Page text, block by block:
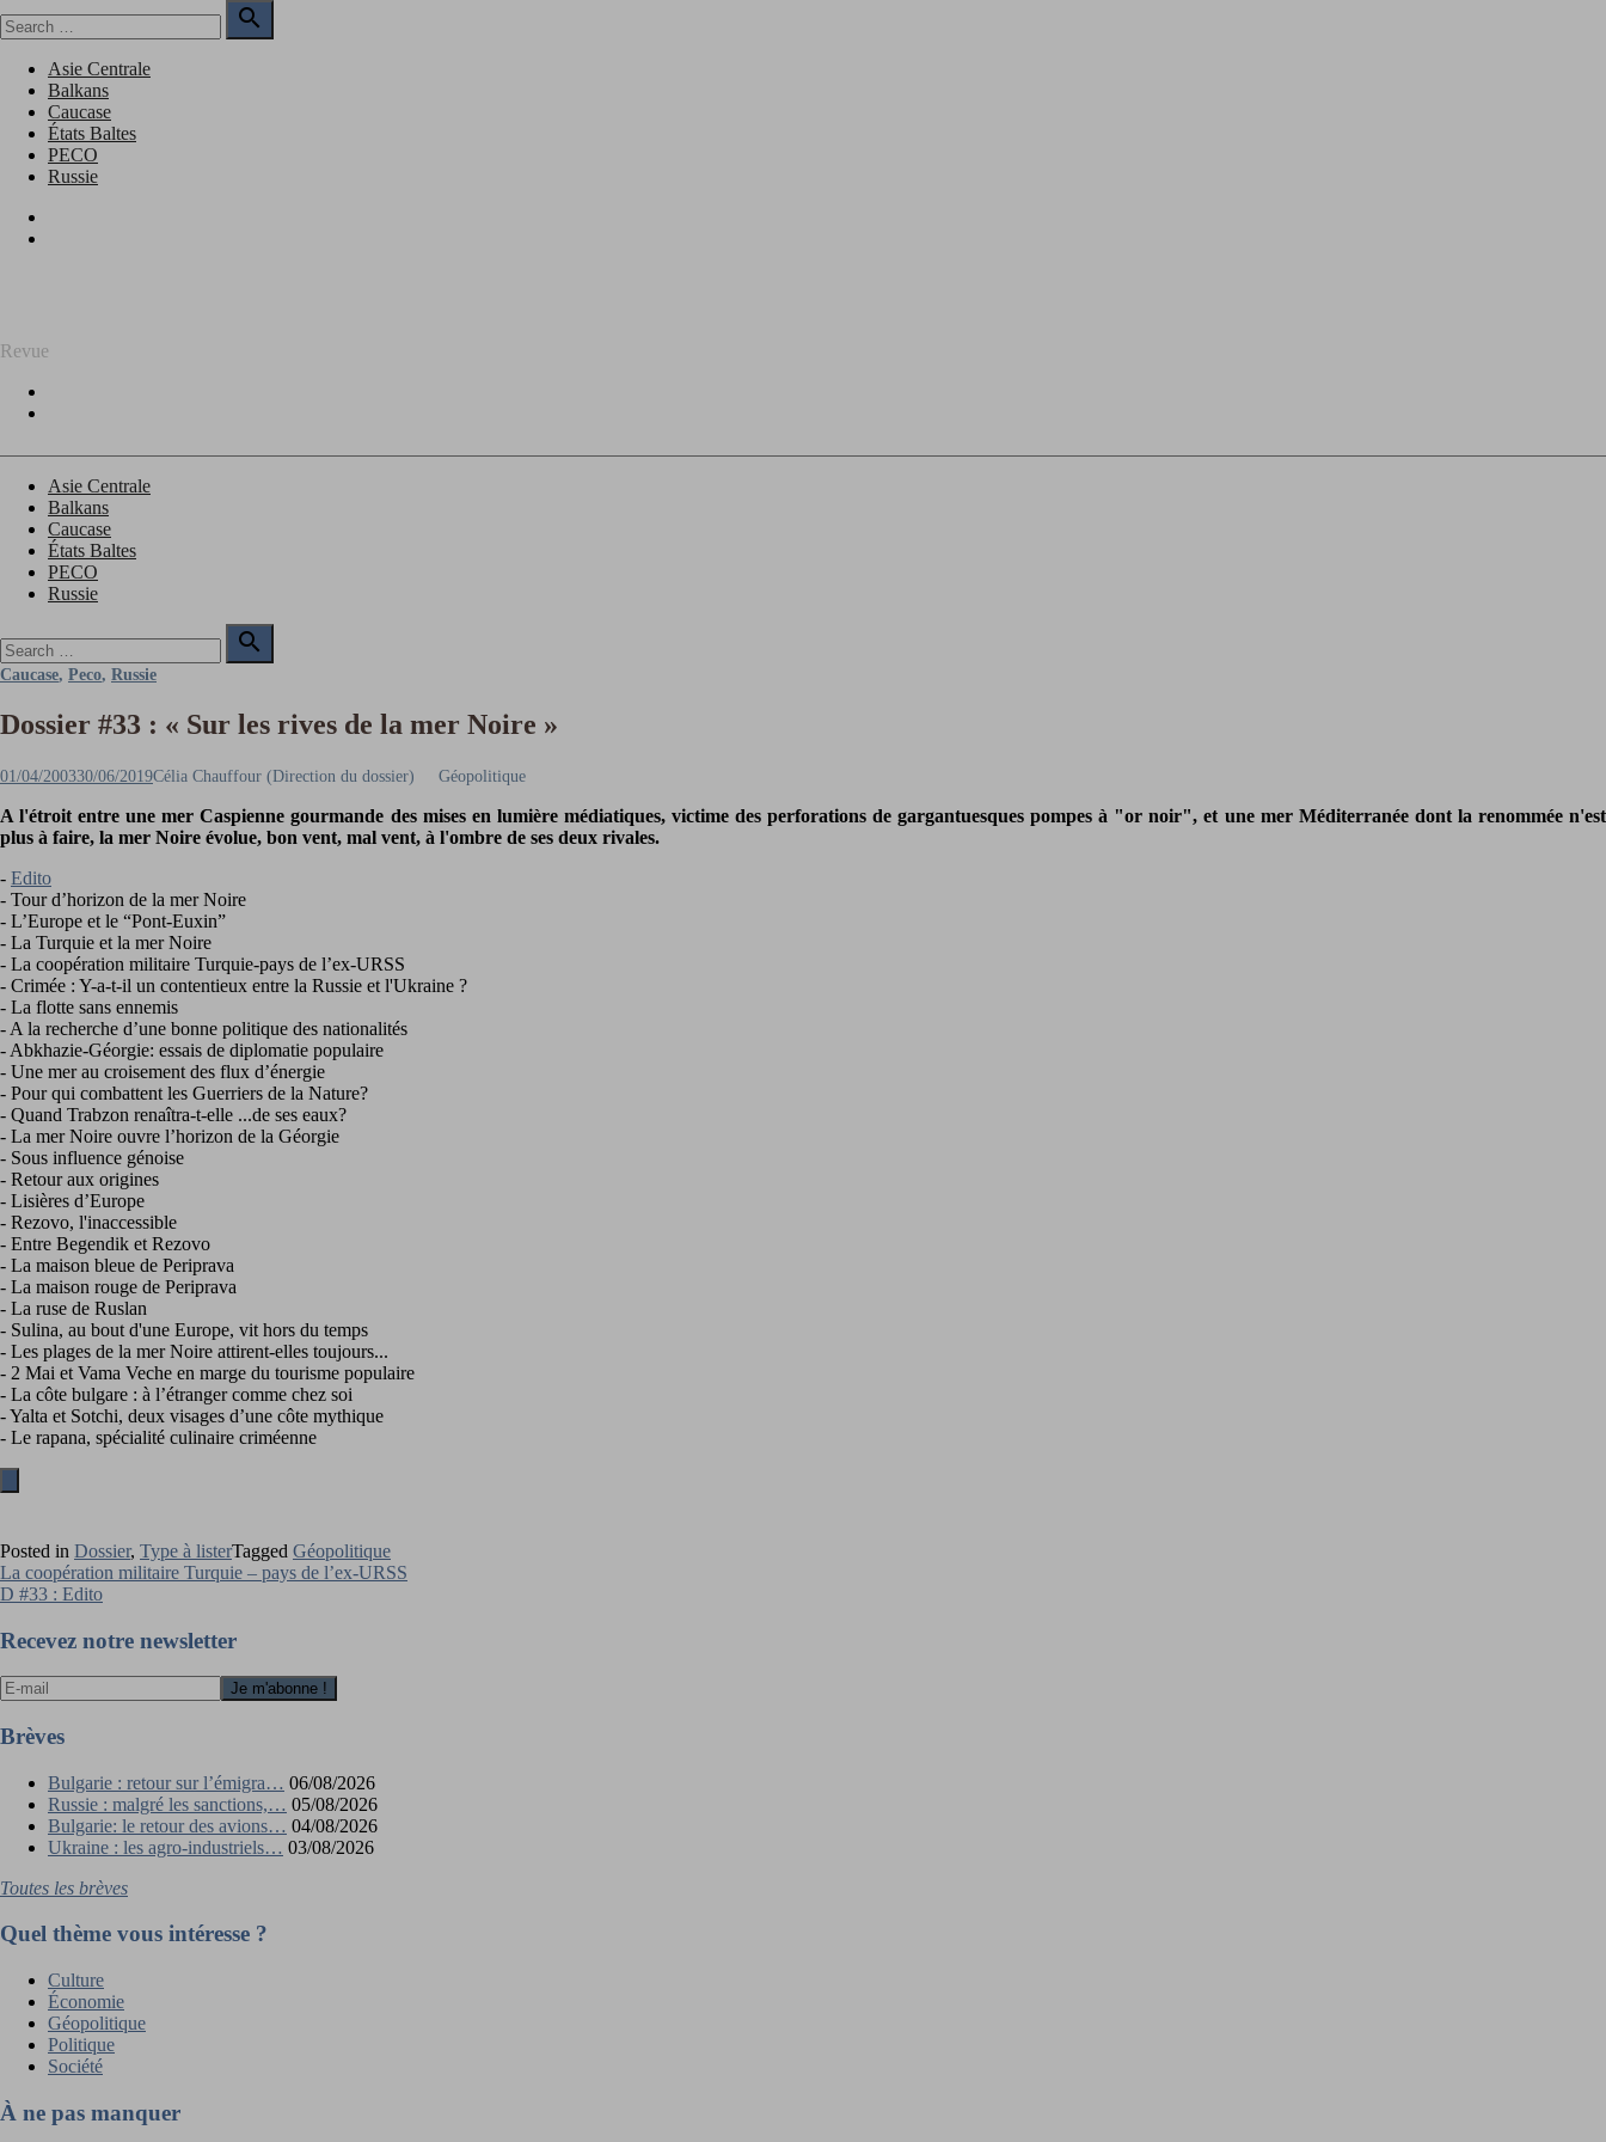
to
for:

Search
Asie Centrale
Balkans
Caucase
États Baltes
PECO
Russie
Revue
Asie Centrale
Balkans
Caucase
États Baltes
PECO
Russie
for:

Search
Caucase, Peco, Russie
Dossier #33 : « Sur les rives de la mer Noire »
Posted
01/04/200330/06/2019Author
Célia Chauffour (Direction du dossier) Géopolitique
A l'étroit entre une mer Caspienne gourmande des mises en lumière médiatiques, victime des perforations de gargantuesques pompes à "or noir", et une mer Méditerranée dont la renommée n'est
plus à faire, la mer Noire évolue, bon vent, mal vent, à l'ombre de ses deux rivales.
- Edito
- Tour d’horizon de la mer Noire
- L’Europe et le “Pont-Euxin”
- La Turquie et la mer Noire
- La coopération militaire Turquie-pays de l’ex-URSS
- Crimée : Y-a-t-il un contentieux entre la Russie et l'Ukraine ?
- La flotte sans ennemis
- A la recherche d’une bonne politique des nationalités
- Abkhazie-Géorgie: essais de diplomatie populaire
- Une mer au croisement des flux d’énergie
- Pour qui combattent les Guerriers de la Nature?
- Quand Trabzon renaîtra-t-elle ...de ses eaux?
- La mer Noire ouvre l’horizon de la Géorgie
- Sous influence génoise
- Retour aux origines
- Lisières d’Europe
- Rezovo, l'inaccessible
- Entre Begendik et Rezovo
- La maison bleue de Periprava
- La maison rouge de Periprava
- La ruse de Ruslan
- Sulina, au bout d'une Europe, vit hors du temps
- Les plages de la mer Noire attirent-elles toujours...
- 2 Mai et Vama Veche en marge du tourisme populaire
- La côte bulgare : à l’étranger comme chez soi
- Yalta et Sotchi, deux visages d’une côte mythique
- Le rapana, spécialité culinaire criméenne
Posted in Dossier, Type à listerTagged Géopolitique
Navigation
de
l’article
La coopération militaire Turquie – pays de l’ex-URSS
D #33 : Edito
Recevez notre newsletter
Brèves
Bulgarie : retour sur l’émigra… 06/08/2026
Russie : malgré les sanctions,… 05/08/2026
Bulgarie: le retour des avions… 04/08/2026
Ukraine : les agro-industriels… 03/08/2026
Toutes les brèves
Quel thème vous intéresse ?
Culture
Économie
Géopolitique
Politique
Société
À ne pas manquer